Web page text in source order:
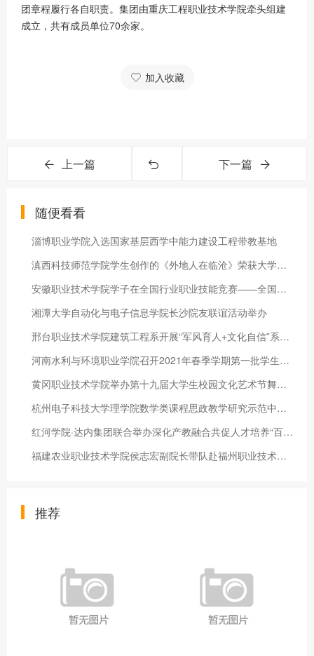
团章程履行各自职责。集团由重庆工程职业技术学院牵头组建
成立，共有成员单位70余家。
加入收藏
上一篇 下一篇
随便看看
淄博职业学院入选国家基层西学中能力建设工程带教基地
滇西科技师范学院学生创作的《外地人在临沧》荣获大学生少数民族
安徽职业技术学院学子在全国行业职业技能竞赛——全国数据安全职业技能竞赛中取得优异成绩
湘潭大学自动化与电子信息学院长沙院友联谊活动举办
邢台职业技术学院建筑工程系开展“军风育人+文化自信”系列活动
河南水利与环境职业学院召开2021年春季学期第一批学生开学工作布置会
黄冈职业技术学院举办第十九届大学生校园文化艺术节舞蹈大赛
杭州电子科技大学理学院数学类课程思政教学研究示范中心召开“内功修炼”会
红河学院·达内集团联合举办深化产教融合共促人才培养“百校行”
福建农业职业技术学院侯志宏副院长带队赴福州职业技术学院调研无人机应用技术实训与培训
推荐